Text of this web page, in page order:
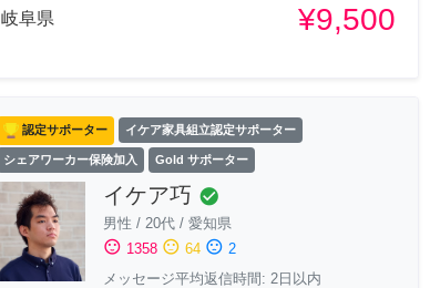
岐阜県 ¥9,500
認定サポーター イケア家具組立認定サポーター
シェアワーカー保険加入 Gold サポーター
イケア巧 check_circle
男性 / 20代 / 愛知県
sentiment_satisfied 1358 sentiment_neutral 64 sentiment_dissatisfied 2
メッセージ平均返信時間: 2日以内